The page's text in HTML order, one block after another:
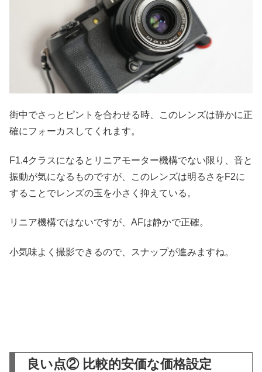
街中でさっとピントを合わせる時、このレンズは静かに正
確にフォーカスしてくれます。
F1.4クラスになるとリニアモーター機構でない限り、音と
振動が気になるものですが、このレンズは明るさをF2に
することでレンズの玉を小さく抑えている。
リニア機構ではないですが、AFは静かで正確。
小気味よく撮影できるので、スナップが進みますね。
良い点② 比較的安価な価格設定